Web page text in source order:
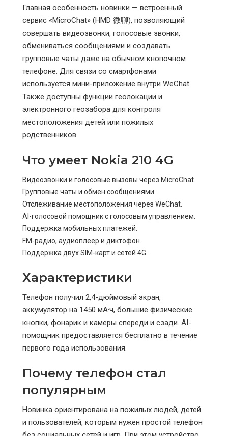
Главная особенность новинки — встроенный
сервис «MicroChat» (HMD 微聊), позволяющий
совершать видеозвонки, голосовые звонки,
обмениваться сообщениями и создавать
групповые чаты даже на обычном кнопочном
телефоне. Для связи со смартфонами
используется мини-приложение внутри WeChat.
Также доступны функции геолокации и
электронного геозабора для контроля
местоположения детей или пожилых
родственников.
Что умеет Nokia 210 4G
Видеозвонки и голосовые вызовы через MicroChat.
Групповые чаты и обмен сообщениями.
Отслеживание местоположения через WeChat.
AI-голосовой помощник с голосовым управлением.
Поддержка мобильных платежей.
FM-радио, аудиоплеер и диктофон.
Поддержка двух SIM-карт и сетей 4G.
Характеристики
Телефон получил 2,4-дюймовый экран,
аккумулятор на 1450 мА·ч, большие физические
кнопки, фонарик и камеры спереди и сзади. AI-
помощник предоставляется бесплатно в течение
первого года использования.
Почему телефон стал
популярным
Новинка ориентирована на пожилых людей, детей
и пользователей, которым нужен простой телефон